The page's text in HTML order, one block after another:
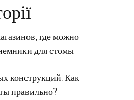
где можно
для стомы
конструкций. Как
правильно?